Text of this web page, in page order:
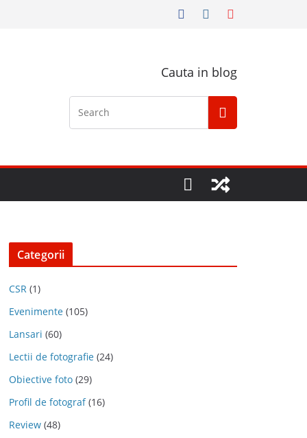
Cauta in blog
Categorii
CSR (1)
Evenimente (105)
Lansari (60)
Lectii de fotografie (24)
Obiective foto (29)
Profil de fotograf(16)
Review (48)